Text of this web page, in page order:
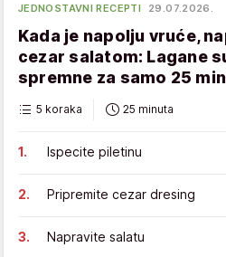
JEDNOSTAVNI RECEPTI 29.07.2026.
Kada je napolju vruće,
cezar salatom: Lagane
spremne za samo 25
5 koraka 25 minuta
Ispecite piletinu
Pripremite cezar dresing
Napravite salatu